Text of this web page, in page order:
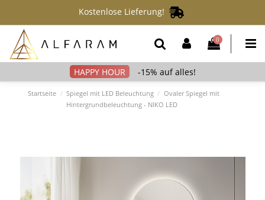
Kostenlose Lieferung!
0
-15% auf alles!
Startseite Spiegel mit LED Beleuchtung
Ovaler Spiegel mit
Hintergrundbeleuchtung - NIKO LED